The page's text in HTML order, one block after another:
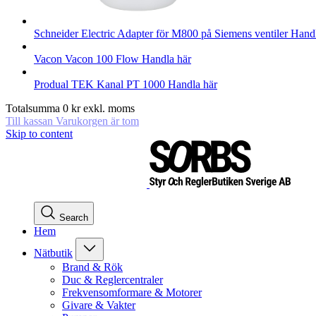
Schneider Electric Adapter för M800 på Siemens ventiler
Vacon Vacon 100 Flow Handla här
Produal TEK Kanal PT 1000 Handla här
Totalsumma 0 kr exkl. moms
Till kassan Varukorgen är tom
Skip to content
Search
Hem
Nätbutik
Brand & Rök
Duc & Reglercentraler
Frekvensomformare & Motorer
Givare & Vakter